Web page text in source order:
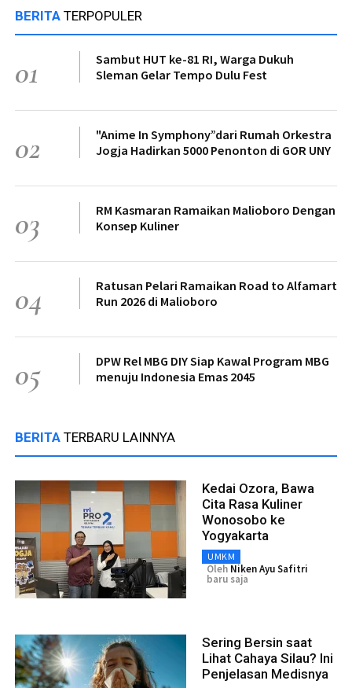
BERITA TERPOPULER
01
Sambut HUT ke-81 RI, Warga Dukuh
Sleman Gelar Tempo Dulu Fest
02
"Anime In Symphony”dari Rumah Orkestra
Jogja Hadirkan 5000 Penonton di GOR UNY
03
RM Kasmaran Ramaikan Malioboro Dengan
Konsep Kuliner
04
Ratusan Pelari Ramaikan Road to Alfamart
Run 2026 di Malioboro
05
DPW Rel MBG DIY Siap Kawal Program MBG
menuju Indonesia Emas 2045
BERITA TERBARU LAINNYA
Kedai Ozora, Bawa
Cita Rasa Kuliner
Wonosobo ke
Yogyakarta
UMKM
Oleh Niken Ayu Safitri
baru saja
Sering Bersin saat
Lihat Cahaya Silau? Ini
Penjelasan Medisnya